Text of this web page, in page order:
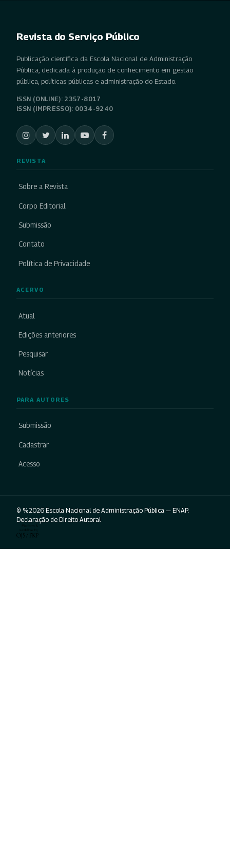
Revista do Serviço Público
Publicação científica da Escola Nacional de Administração
Pública, dedicada à produção de conhecimento em gestão
pública, políticas públicas e administração do Estado.
ISSN (ONLINE): 2357-8017
ISSN (IMPRESSO): 0034-9240
REVISTA
Sobre a Revista
Corpo Editorial
Submissão
Contato
Política de Privacidade
ACERVO
Atual
Edições anteriores
Pesquisar
Notícias
PARA AUTORES
Submissão
Cadastrar
Acesso
© %2026 Escola Nacional de Administração Pública — ENAP.
Declaração de Direito Autoral